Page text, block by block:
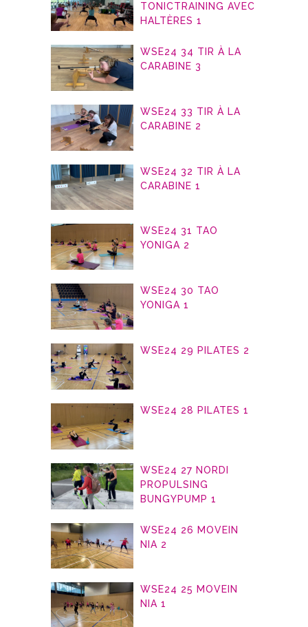
TONICTRAINING AVEC
HALTÈRES 1
WSE24 34 TIR À LA
CARABINE 3
WSE24 33 TIR À LA
CARABINE 2
WSE24 32 TIR À LA
CARABINE 1
WSE24 31 TAO
YONIGA 2
WSE24 30 TAO
YONIGA 1
WSE24 29 PILATES 2
WSE24 28 PILATES 1
WSE24 27 NORDI
PROPULSING
BUNGYPUMP 1
WSE24 26 MOVEIN
NIA 2
WSE24 25 MOVEIN
NIA 1